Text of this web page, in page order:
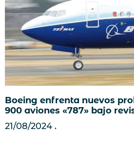
Boeing enfrenta nuevos
900 aviones «787» bajo
21/08/2024